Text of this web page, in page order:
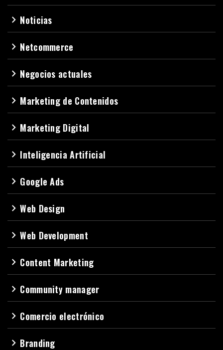
navigate_next Noticias
navigate_next Netcommerce
navigate_next Negocios actuales
navigate_next Marketing de Contenidos
navigate_next Marketing Digital
navigate_next Inteligencia Artificial
navigate_next Google Ads
navigate_nextWeb Design
navigate_nextWeb Development
navigate_next Content Marketing
navigate_next Community manager
navigate_next Comercio electrónico
navigate_next Branding